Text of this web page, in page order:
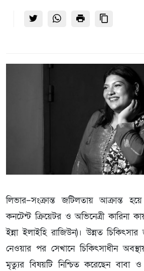
লিভার–সংক্রান্ত জটিলতায় আক্রান্ত
কনটেন্ট ক্রিয়েটর ও অভিনেত্রী কারিনা
ইন্না ইলাইহি রাজিউন)। উন্নত চিকিৎসার
নেওয়ার পর সেখানে চিকিৎসাধীন
মৃত্যুর বিষয়টি নিশ্চিত করেছেন